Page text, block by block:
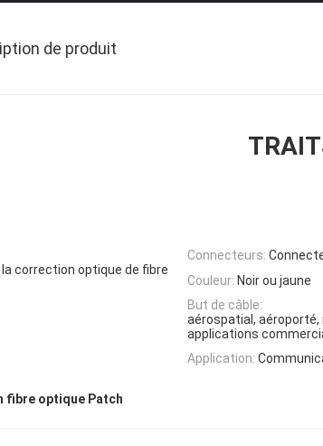
de produit
correction optique de fibre
Connecteurs:
Couleur: Noir ou jaune
But de câble:
aérospatial,
applications
Application:
fibre optique Patch